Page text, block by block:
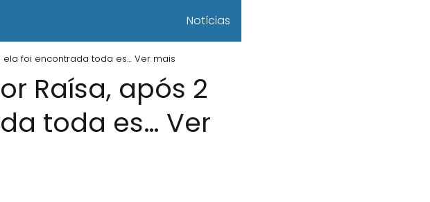
Notícias
foi encontrada toda es… Ver mais
Raísa, após 2
toda es… Ver